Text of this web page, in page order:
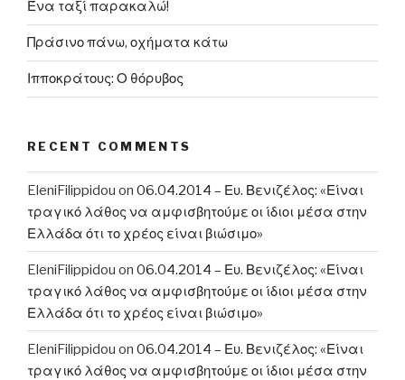
Ένα ταξί παρακαλώ!
Πράσινο πάνω, οχήματα κάτω
Ιπποκράτους: Ο θόρυβος
RECENT COMMENTS
EleniFilippidou on 06.04.2014 – Ευ. Βενιζέλος: «Είναι
τραγικό λάθος να αμφισβητούμε οι ίδιοι μέσα στην
Ελλάδα ότι το χρέος είναι βιώσιμο»
EleniFilippidou on 06.04.2014 – Ευ. Βενιζέλος: «Είναι
τραγικό λάθος να αμφισβητούμε οι ίδιοι μέσα στην
Ελλάδα ότι το χρέος είναι βιώσιμο»
EleniFilippidou on 06.04.2014 – Ευ. Βενιζέλος: «Είναι
τραγικό λάθος να αμφισβητούμε οι ίδιοι μέσα στην